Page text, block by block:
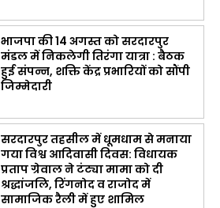
भाजपा की 14 अगस्त को सरदारपुर
मंडल में निकलेगी तिरंगा यात्रा : बैठक
हुई संपन्न, शक्ति केंद्र प्रभारियों को सौंपी
जिम्मेदारी
सरदारपुर तहसील में धूमधाम से मनाया
गया विश्व आदिवासी दिवस: विधायक
प्रताप ग्रेवाल ने टंट्या मामा को दी
श्रद्धांजलि, रिंगनोद व राजोद में
सामाजिक रैली में हुए शामिल